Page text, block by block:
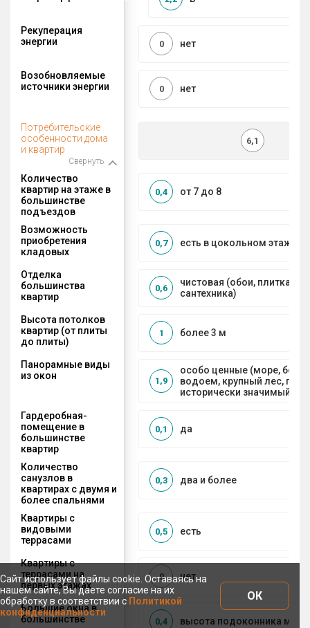
Рекуперация
энергии
нет
0
Возобновляемые
источники энергии
нет
0
Потребительские
особенности дома
и квартир
Свернуть
6,1
Количество
квартир на этаже в
большинстве
подъездов
от 7 до 8
0,4
Возможность
приобретения
кладовых
есть в цокольном этаже
0,7
Отделка
большинства
квартир
чистовая (обои, плитка,
сантехника)
0,6
Высота потолков
квартир (от плиты
до плиты)
более 3 м
1
Панорамные виды
из окон
особо ценные (море,
водоем, крупный лес,
исторически значимый
1,9
Гардеробная-
помещение в
большинстве
квартир
да
0,1
Количество
санузлов в
квартирах с двумя и
более спальнями
два и более
0,3
Квартиры с
видовыми
террасами
есть
0,5
Квартиры с
террасами на
первых этажах
нет
0
Большие окна в
большинстве
высота подоконника
0,4
Сайт использует файлы cookie. Оставаясь на
нашем сайте, Вы даете согласие на их
обработку в соответствии с Политикой
конфиденциальности
ОК